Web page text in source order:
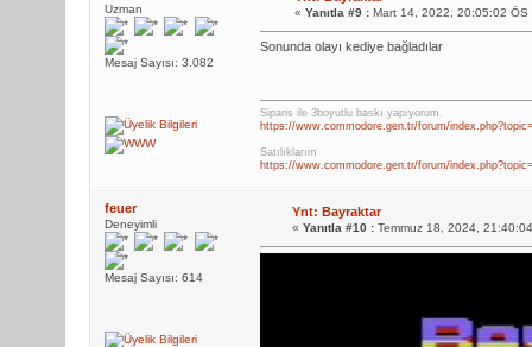
Uzman
Mesaj Sayısı: 3.082
« Yanıtla #9 :Mart 14, 2022, 20:05:02 ÖS
Sonunda olayı kediye bağladılar
Siparis ile 3boyutlu baskı yapıyorum.
https://www.commodore.gen.tr/forum/
Satılıklarım
https://www.commodore.gen.tr/forum/
feuer
Deneyimli
Mesaj Sayısı: 614
Ynt: Bayraktar
« Yanıtla #10 :Temmuz 18, 2024,